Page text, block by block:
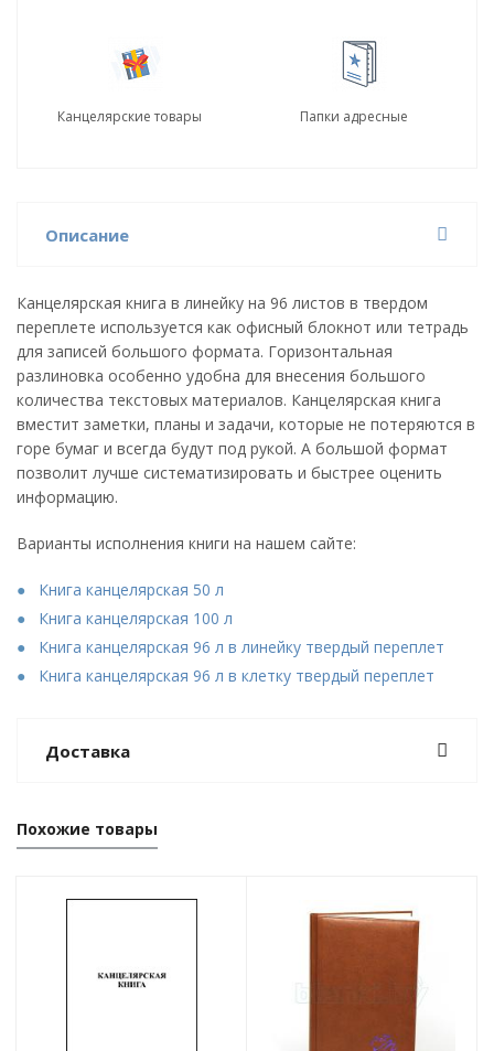
Канцелярские товары Папки адресные
Описание
Канцелярская книга в линейку на 96 листов в твердом
переплете используется как офисный блокнот или тетрадь
для записей большого формата. Горизонтальная
разлиновка особенно удобна для внесения большого
количества текстовых материалов. Канцелярская книга
вместит заметки, планы и задачи, которые не потеряются в
горе бумаг и всегда будут под рукой. А большой формат
позволит лучше систематизировать и быстрее оценить
информацию.
Варианты исполнения книги на нашем сайте:
Книга канцелярская 50 л
Книга канцелярская 100 л
Книга канцелярская 96 л в линейку твердый переплет
Книга канцелярская 96 л в клетку твердый переплет
Доставка
Похожие товары